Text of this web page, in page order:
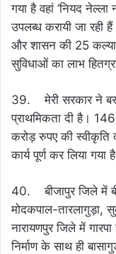
गया है वहां ‘नियद नेल्ला
उपलब्ध करायी जा रही
और शासन की 25
सुविधाओं का लाभ
39. मेरी सरकार ने
प्राथमिकता दी है।
करोड़ रुपए की स्वीकृति
कार्य पूर्ण कर लिया
40. बीजापुर जिले में
मोदकपाल-तारलागुड़ा,
नारायणपुर जिले में
निर्माण के साथ ही